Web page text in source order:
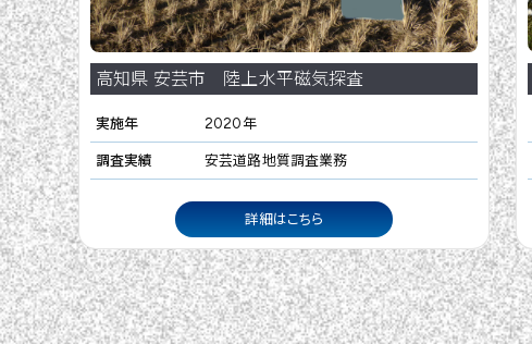
高知県 安芸市 陸上水平磁気探査
実施年 2020年
調査実績 安芸道路地質調査業務
詳細はこちら